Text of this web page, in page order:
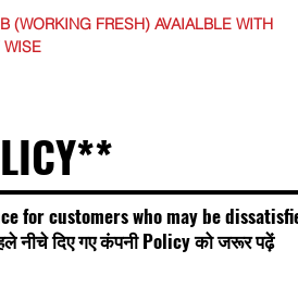
(WORKING FRESH) AVAIALBLE WITH
for customers who may be
नीचे दिए गए कंपनी Policy को जरूर पढ़ें